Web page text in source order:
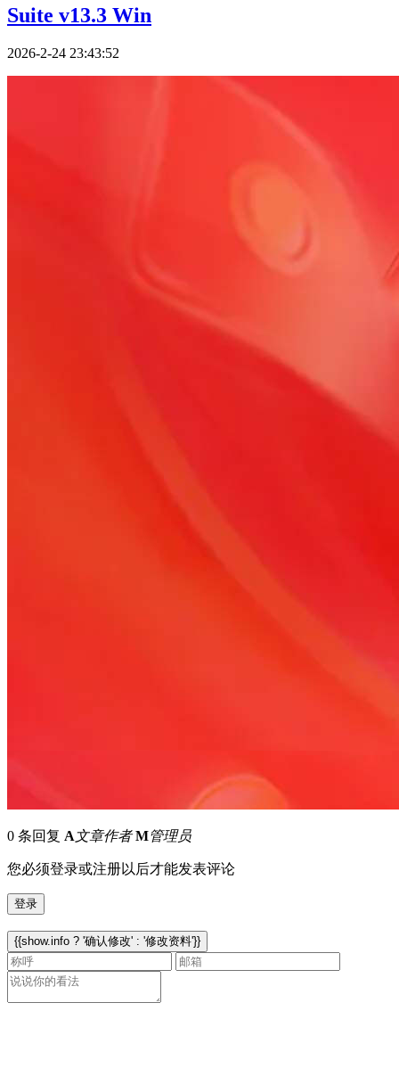
Suite v13.3 Win
2026-2-24 23:43:52
0 条回复 A文章作者 M管理员
您必须登录或注册以后才能发表评论
登录
{{show.info ? '确认修改' : '修改资料'}}